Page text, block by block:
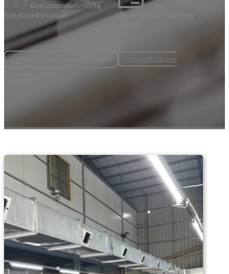
Benutzerdefinierte
Set-Kombination
Benutzerdefiniertes
Erzählen Sie von Ihren Bedürfnissen
Mehr individuelle